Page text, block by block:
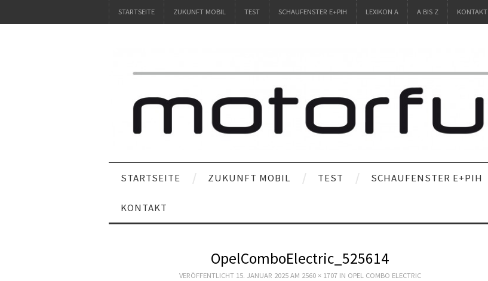
STARTSEITE ZUKUNFT MOBIL TEST SCHAUFENSTER E+PIH LEXIKON A A BIS Z KONTAKT
STARTSEITE ZUKUNFT MOBIL TEST SCHAUFENSTER E+PIH
KONTAKT
OpelComboElectric_525614
VERÖFFENTLICHT 15. JANUAR 2025AM 2560 × 1707IN OPEL COMBO ELECTRIC